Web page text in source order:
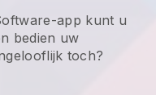
app kunt u
bedien uw
toch?